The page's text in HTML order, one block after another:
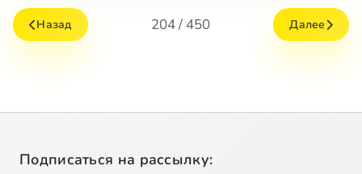
Назад 204 / 450 Далее
Подписаться на рассылку: